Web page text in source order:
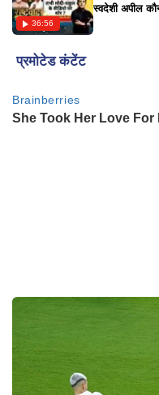
36:56
स्वदेशी अपील